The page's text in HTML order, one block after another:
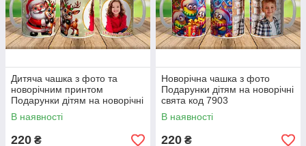
Дитяча чашка з фото та
новорічним принтом
Подарунки дітям на новорічні
свята код 7902
В наявності
220 ₴
Новорічна чашка з фото
Подарунки дітям на новорічні
свята код 7903
В наявності
220 ₴